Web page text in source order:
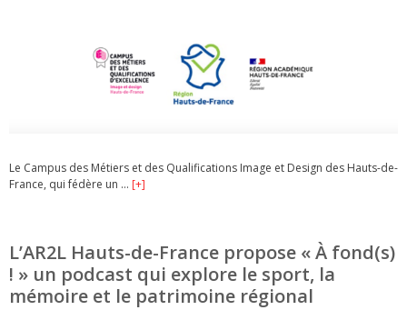
Le Campus des Métiers et des Qualifications Image et Design des Hauts-de-
France, qui fédère un … [+]
L’AR2L Hauts-de-France propose « À fond(s)
! » un podcast qui explore le sport, la
mémoire et le patrimoine régional